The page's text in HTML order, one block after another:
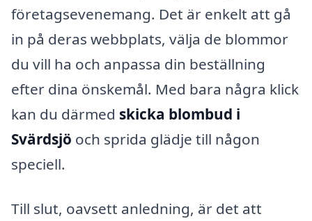
företagsevenemang. Det är enkelt att gå
in på deras webbplats, välja de blommor
du vill ha och anpassa din beställning
efter dina önskemål. Med bara några klick
kan du därmed skicka blombud i
Svärdsjö och sprida glädje till någon
speciell.
Till slut, oavsett anledning, är det att